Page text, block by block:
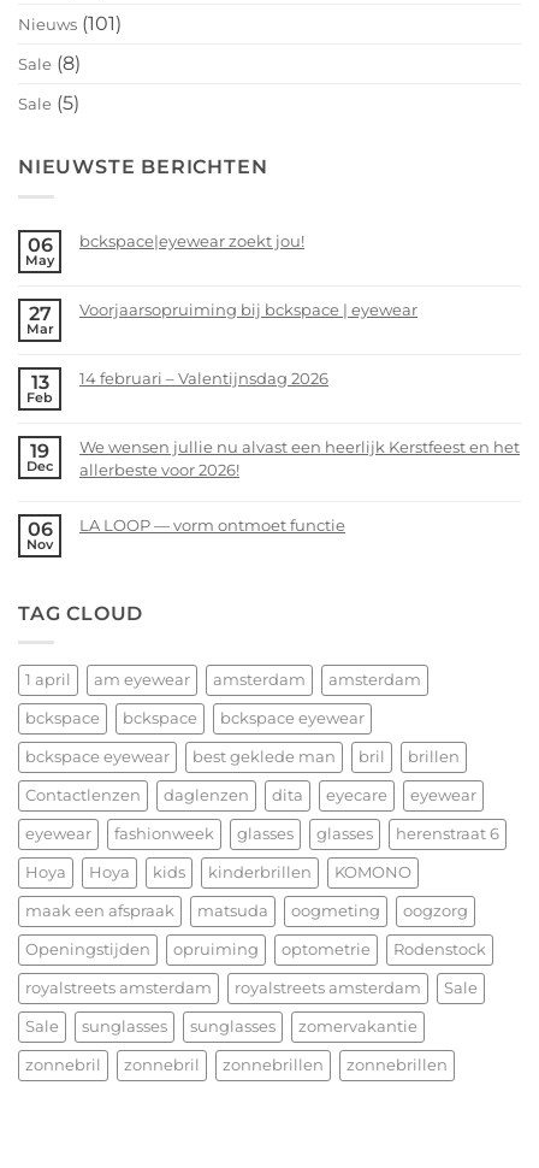
Nieuws (101)
Sale (8)
Sale (5)
NIEUWSTE BERICHTEN
06
May
bckspace|eyewear zoekt jou!
on
jou!
27
Mar
Voorjaarsopruiming bij bckspace | eyewear
on
bckspace
|
13
Feb
14 februari – Valentijnsdag 2026
on
14
–
19
Dec
We wensen jullie nu alvast een heerlijk Kerstfeest en het
allerbeste voor 2026!
Comments
jullie
een
heerlijk
Kerstfeest
en
het
allerbeste
voor
2026!
06
Nov
LA LOOP — vorm ontmoet functie
LA
—
vorm
ontmoet
functie
TAG CLOUD
1 april am eyewear amsterdam amsterdam
bckspace bckspace bckspace eyewear
bckspace eyewear best geklede man bril brillen
Contactlenzen daglenzen dita eyecare eyewear
eyewear fashionweek glasses glasses herenstraat 6
Hoya Hoya kids kinderbrillen KOMONO
maak een afspraak matsuda oogmeting oogzorg
Openingstijden opruiming optometrie Rodenstock
royalstreets amsterdam royalstreets amsterdam Sale
Sale sunglasses sunglasses zomervakantie
zonnebril zonnebril zonnebrillen zonnebrillen